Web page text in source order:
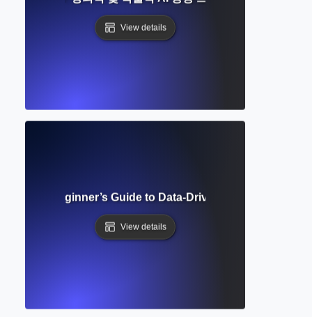
View details
Beginner’s Guide to Data-Driven AI and Writing
View details